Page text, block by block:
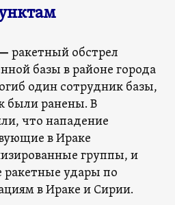
ракетный обстрел
базы в районе города
один сотрудник базы,
были ранены. В
что нападение
в Ираке
группы, и
ракетные удары по
в Ираке и Сирии.